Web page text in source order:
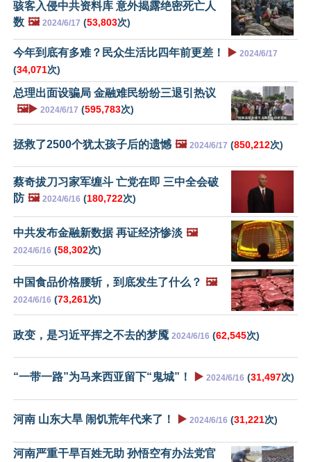
骇客入侵中共资料库 意外揭露绝密死亡人
数 🖼️ 2024/6/17 (53,803次)
今年到底有多难？民众生活比四年前更差！ ▶️ 2024/6/17
(34,071次)
总理出面设骗局 金融难民纷纷三退引热议
🖼️▶️ 2024/6/17 (595,783次)
拯救了2500个犹太孩子后的遗憾 🖼️ 2024/6/17 (850,212次)
蔡奇拔刀习家军缠斗 亡党在即 三中全会破
防 🖼️ 2024/6/16 (180,722次)
中共发布金融新数据 再证经济惨淡 🖼️
2024/6/16 (58,302次)
中国食品价格腰斩，到底发生了什么？ 🖼️
2024/6/16 (73,261次)
政变，是习近平挥之不去的梦魇 2024/6/16 (62,545次)
“一带一路”为马来西亚留下“鬼城”！ ▶️ 2024/6/16 (31,497次)
河南 山东大旱 闹饥荒年代来了！ ▶️ 2024/6/16 (31,221次)
河南严重干旱百姓无助 孙悟空有办法党官